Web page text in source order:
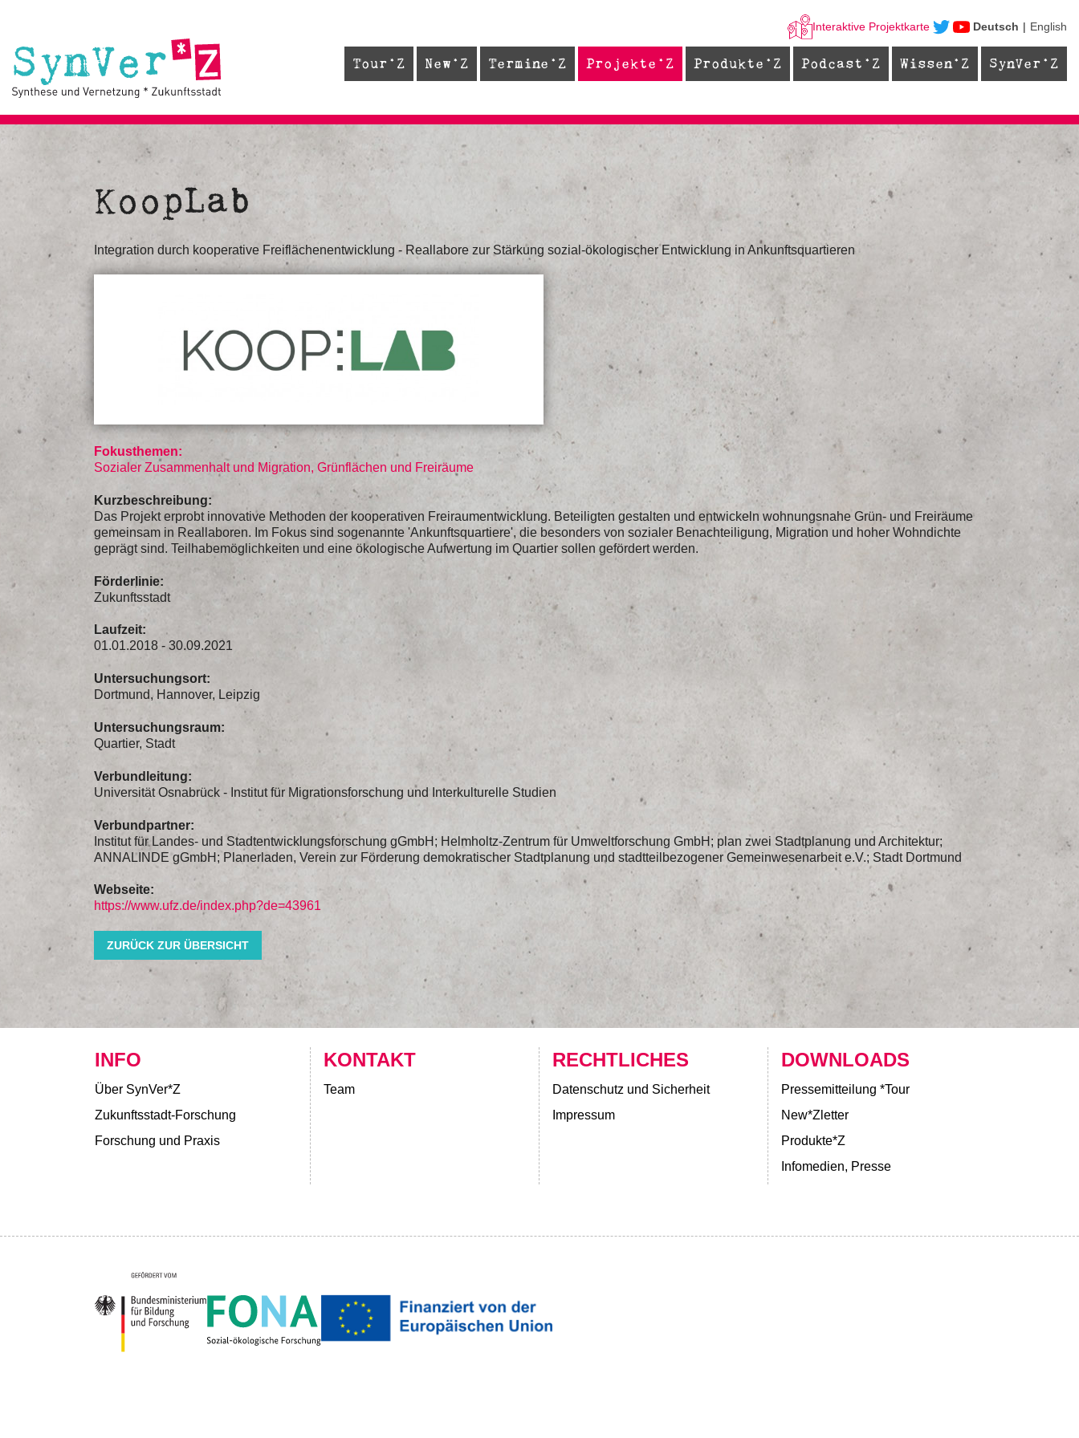
Tour New Termine Projekte Produkte Podcast Wissen SynVer
Interaktive Projektkarte Deutsch English
KoopLab
Integration durch kooperative Freiflächenentwicklung - Reallabore zur Stärkung sozial-ökologischer Entwicklung in Ankunftsquartieren
Fokusthemen:
Sozialer Zusammenhalt und Migration, Grünflächen und Freiräume
Kurzbeschreibung:
Das Projekt erprobt innovative Methoden der kooperativen Freiraumentwicklung. Beteiligten gestalten und entwickeln wohnungsnahe Grün- und Freiräume
gemeinsam in Reallaboren. Im Fokus sind sogenannte 'Ankunftsquartiere', die besonders von sozialer Benachteiligung, Migration und hoher Wohndichte
geprägt sind. Teilhabemöglichkeiten und eine ökologische Aufwertung im Quartier sollen gefördert werden.
Förderlinie:
Zukunftsstadt
Laufzeit:
01.01.2018 - 30.09.2021
Untersuchungsort:
Dortmund, Hannover, Leipzig
Untersuchungsraum:
Quartier, Stadt
Verbundleitung:
Universität Osnabrück - Institut für Migrationsforschung und Interkulturelle Studien
Verbundpartner:
Institut für Landes- und Stadtentwicklungsforschung gGmbH; Helmholtz-Zentrum für Umweltforschung GmbH; plan zwei Stadtplanung und Architektur;
ANNALINDE gGmbH; Planerladen, Verein zur Förderung demokratischer Stadtplanung und stadtteilbezogener Gemeinwesenarbeit e.V.; Stadt Dortmund
Webseite:
https://www.ufz.de/index.php?de=43961
ZURÜCK ZUR ÜBERSICHT
INFO
Über SynVer*Z
Zukunftsstadt-Forschung
Forschung und Praxis
KONTAKT
Team
RECHTLICHES
Datenschutz und Sicherheit
Impressum
DOWNLOADS
Pressemitteilung *Tour
New*Zletter
Produkte*Z
Infomedien, Presse